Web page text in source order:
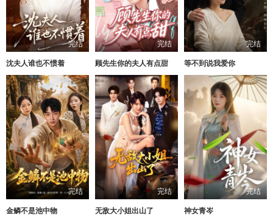
完结
沈夫人谁也不惯着
完结
顾先生你的夫人有点甜
完结
等不到说我爱你
完结
金鳞不是池中物
完结
无敌大小姐出山了
完结
神女青岑